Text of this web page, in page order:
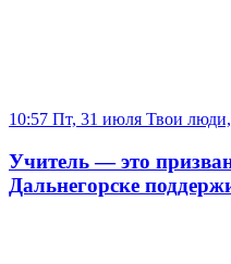
10:57 Пт, 31 июля Твои
Учитель — это
Дальнегорске